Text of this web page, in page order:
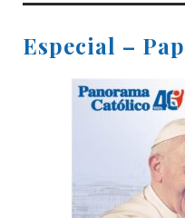
Especial –